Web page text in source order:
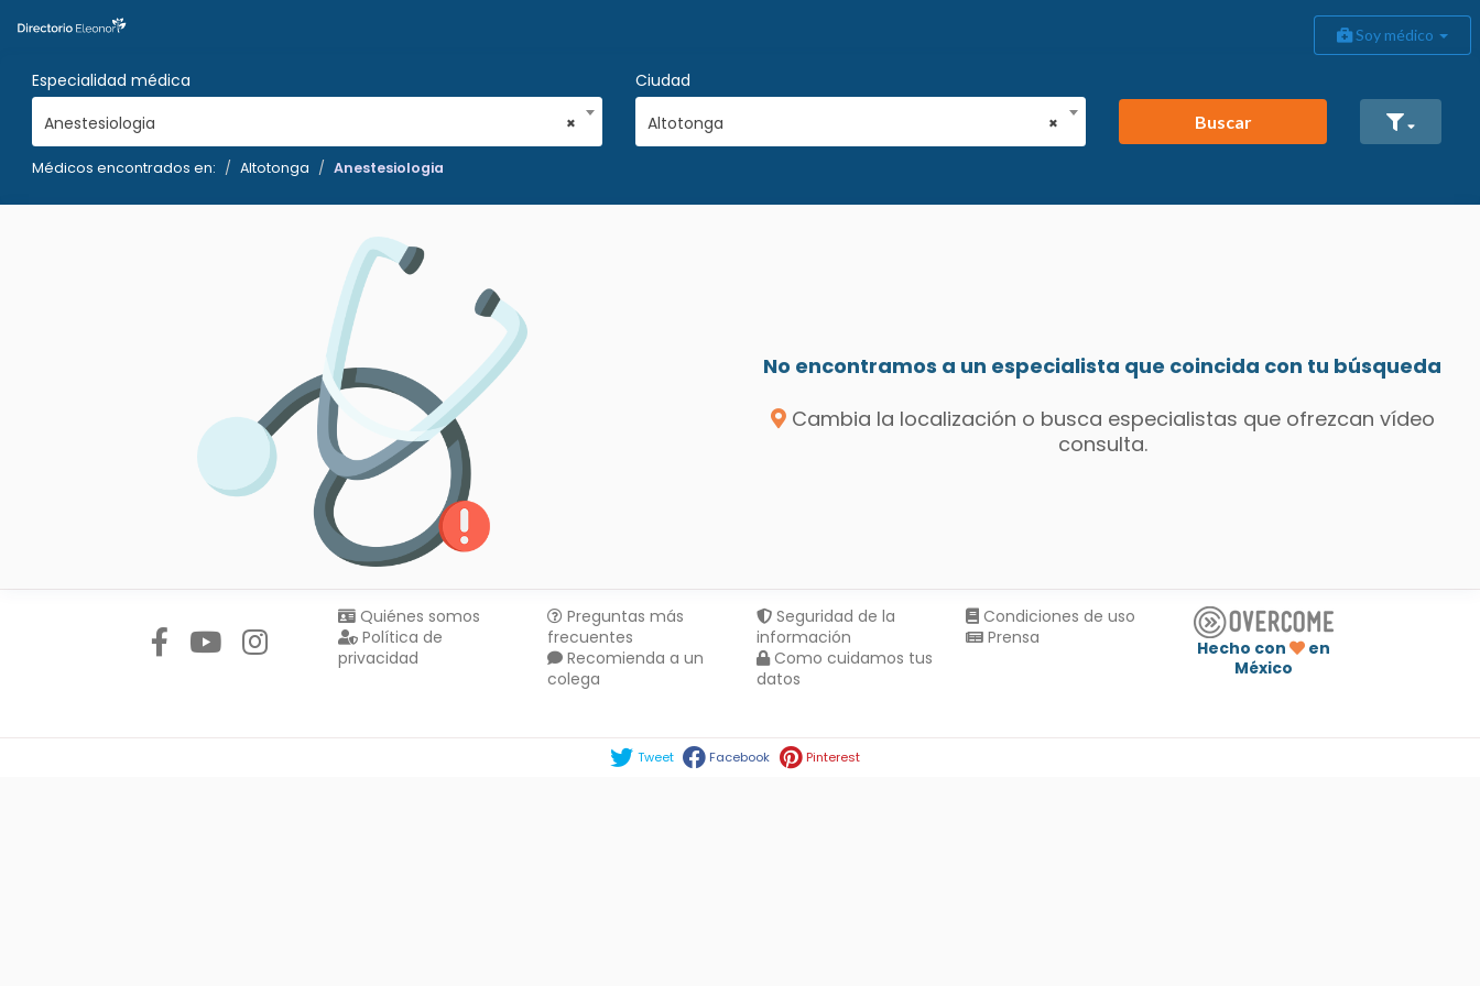
Soy médico
Especialidad médica
×
Anestesiologia
Ciudad
×
Altotonga Buscar
Médicos encontrados en: Altotonga Anestesiologia
No encontramos a un especialista que coincida con tu búsqueda
Cambia la localización o busca especialistas que ofrezcan vídeo
consulta.
Quiénes somos
Política de
privacidad
Preguntas más
frecuentes
Recomienda a un
colega
Seguridad de la
información
Como cuidamos tus
datos
Condiciones de uso
Prensa
Hecho con
en
México
Tweet Facebook Pinterest